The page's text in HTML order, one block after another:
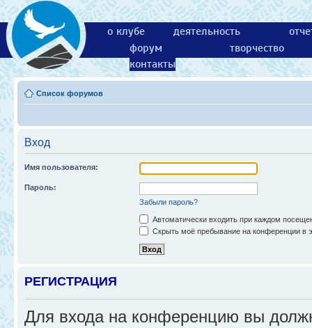
о клубе деятельность
форум
творчество
контакты
Список форумов
Вход
Имя пользователя:
Пароль:
Забыли пароль?
Автоматически входить при каждом
Скрыть моё пребывание на конференции в
РЕГИСТРАЦИЯ
Для входа на конференцию вы